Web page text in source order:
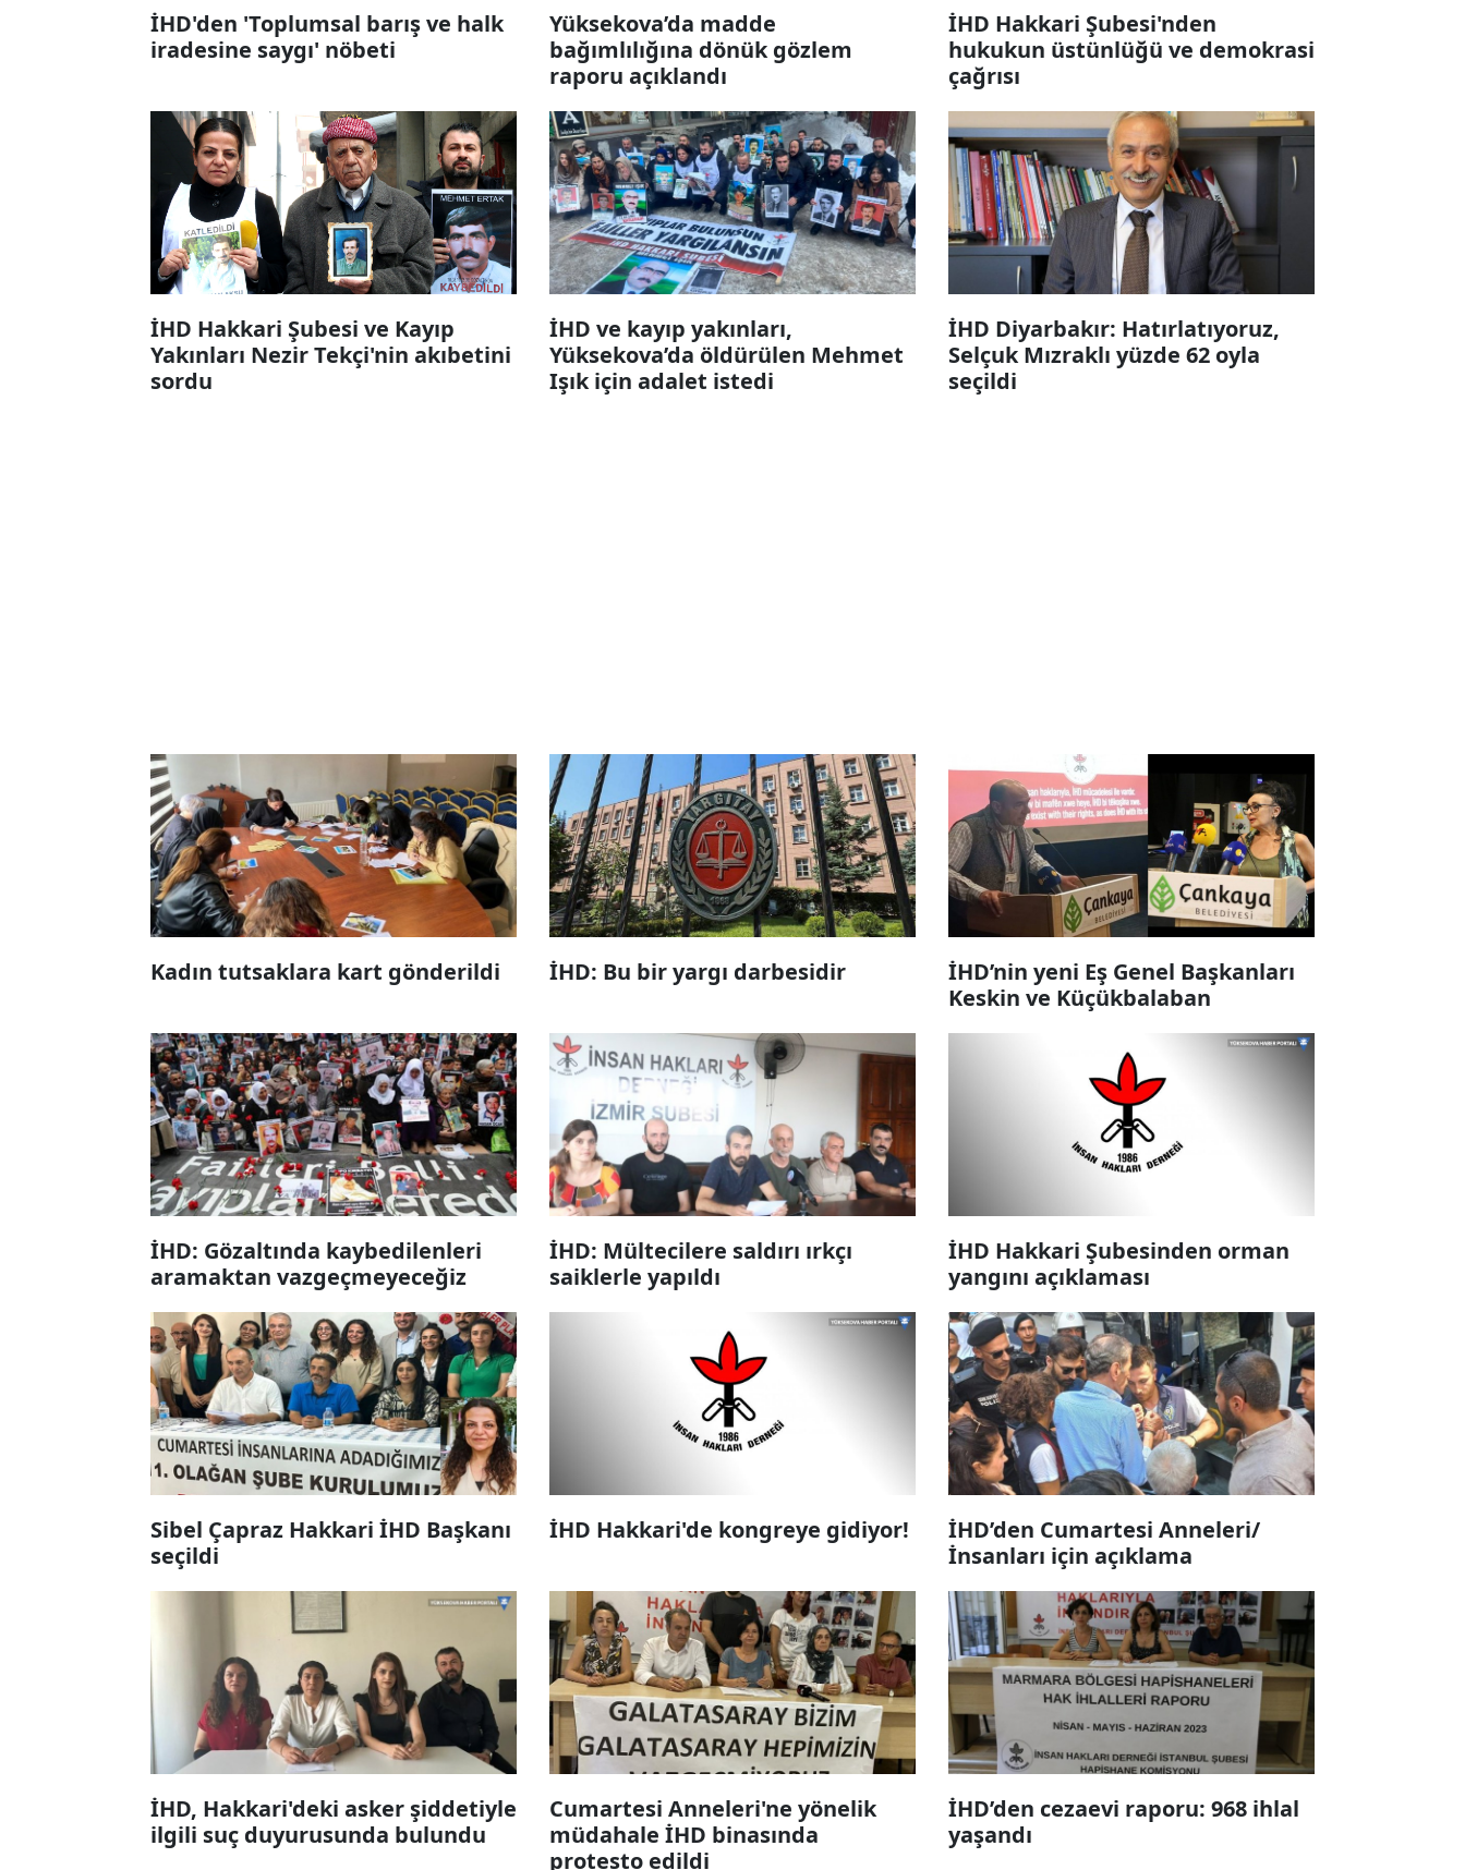
İHD'den 'Toplumsal barış ve halk
iradesine saygı' nöbeti
Yüksekova’da madde
bağımlılığına dönük gözlem
raporu açıklandı
İHD Hakkari Şubesi'nden
hukukun üstünlüğü ve demokrasi
çağrısı
İHD Hakkari Şubesi ve Kayıp
Yakınları Nezir Tekçi'nin akıbetini
sordu
İHD ve kayıp yakınları,
Yüksekova’da öldürülen Mehmet
Işık için adalet istedi
İHD Diyarbakır: Hatırlatıyoruz,
Selçuk Mızraklı yüzde 62 oyla
seçildi
Kadın tutsaklara kart gönderildi İHD: Bu bir yargı darbesidir
İHD’nin yeni Eş Genel Başkanları
Keskin ve Küçükbalaban
İHD: Gözaltında kaybedilenleri
aramaktan vazgeçmeyeceğiz
İHD: Mültecilere saldırı ırkçı
saiklerle yapıldı
İHD Hakkari Şubesinden orman
yangını açıklaması
Sibel Çapraz Hakkari İHD Başkanı
seçildi
İHD Hakkari'de kongreye gidiyor!
İHD’den Cumartesi Anneleri/
İnsanları için açıklama
İHD, Hakkari'deki asker şiddetiyle
ilgili suç duyurusunda bulundu
Cumartesi Anneleri'ne yönelik
müdahale İHD binasında
protesto edildi
İHD’den cezaevi raporu: 968 ihlal
yaşandı